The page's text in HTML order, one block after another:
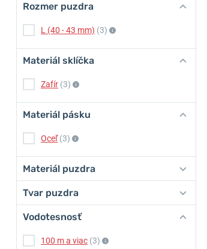
Rozmer puzdra
L (40 - 43 mm) (3)
Materiál sklíčka
Zafír (3)
Materiál pásku
Oceľ (3)
Materiál puzdra
Tvar puzdra
Vodotesnosť
100 m a viac (3)